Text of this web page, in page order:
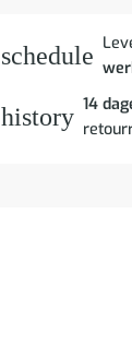
schedule
history 14